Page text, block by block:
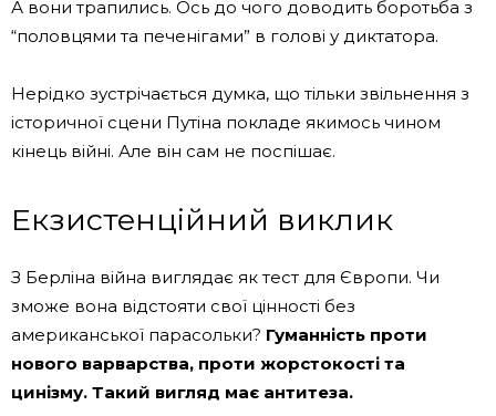
А вони трапились. Ось до чого доводить боротьба з
“половцями та печенігами” в голові у диктатора.
Нерідко зустрічається думка, що тільки звільнення з
історичної сцени Путіна покладе якимось чином
кінець війні. Але він сам не поспішає.
Екзистенційний виклик
З Берліна війна виглядає як тест для Європи. Чи
зможе вона відстояти свої цінності без
американської парасольки? Гуманність проти
нового варварства, проти жорстокості та
цинізму. Такий вигляд має антитеза.